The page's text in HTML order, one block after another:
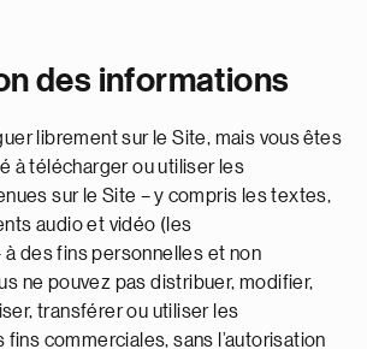
des informations
librement sur le Site, mais vous êtes
à télécharger ou utiliser les
sur le Site – y compris les textes,
audio et vidéo (les
à des fins personnelles et non
ne pouvez pas distribuer, modifier,
transférer ou utiliser les
fins commerciales, sans l’autorisation